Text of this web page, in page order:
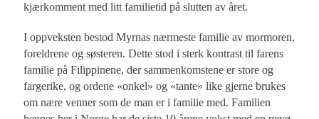
kjærkomment med litt familietid på slutten av året.
I oppveksten bestod Myrnas nærmeste familie av mormoren,
foreldrene og søsteren. Dette stod i sterk kontrast til farens
familie på Filippinene, der sammenkomstene er store og
fargerike, og ordene «onkel» og «tante» like gjerne brukes
om nære venner som de man er i familie med. Familien